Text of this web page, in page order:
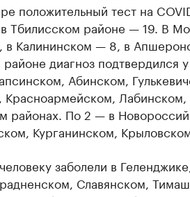
положительный тест на
Тбилисском районе — 19. В
в Калининском — 8, в
районе диагноз подтвердился
Абинском,
Красноармейском, Лабинском,
районах. По 2 — в
Курганинском,
заболели в
Славянском,